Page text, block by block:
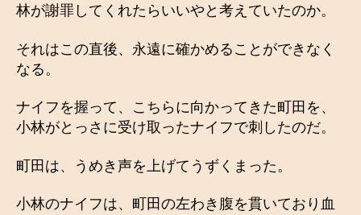
林が謝罪してくれたらいいやと考えていたのか。
それはこの直後、永遠に確かめることができなく
なる。
ナイフを握って、こちらに向かってきた町田を、
小林がとっさに受け取ったナイフで刺したのだ。
町田は、うめき声を上げてうずくまった。
小林のナイフは、町田の左わき腹を貫いており血